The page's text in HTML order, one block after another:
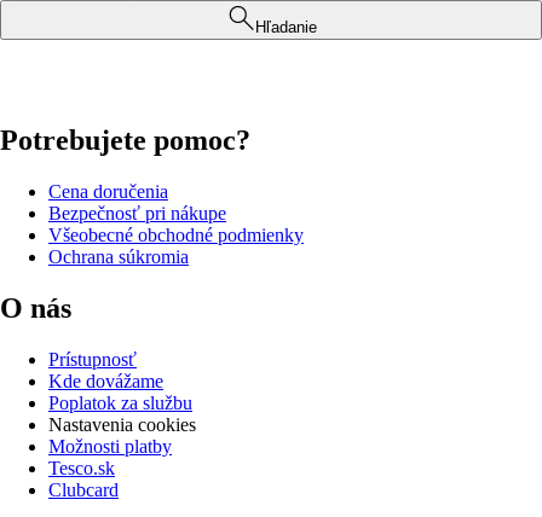
Hľadanie
Potrebujete pomoc?
Cena doručenia
Bezpečnosť pri nákupe
Všeobecné obchodné podmienky
Ochrana súkromia
O nás
Prístupnosť
Kde dovážame
Poplatok za službu
Nastavenia cookies
Možnosti platby
Tesco.sk
Clubcard